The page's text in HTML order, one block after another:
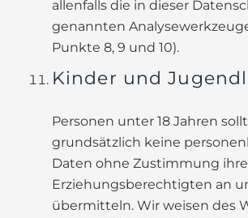
allenfalls die in dieser
genannten
Punkte 8, 9 und 10).
Kinder und
Personen unter 18 Jahren
grundsätzlich keine
Daten ohne Zustimmung
Erziehungsberechtigten an
übermitteln. Wir weisen des